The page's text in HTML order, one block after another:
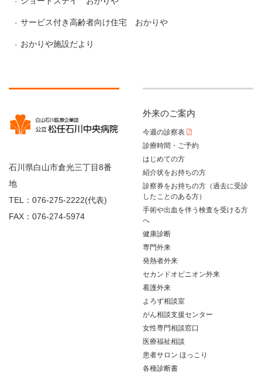
サービス付き高齢者向け住宅 おかりや
おかりや施設だより
石川県白山市倉光三丁目8番
地
TEL：076-275-2222(代表)
FAX：076-274-5974
外来のご案内
今週の診察表
診療時間・ご予約
はじめての方
紹介状をお持ちの方
診察券をお持ちの方（過去に受診
したことのある方）
手術や出血を伴う検査を受ける方
へ
健康診断
専門外来
発熱者外来
セカンドオピニオン外来
看護外来
よろず相談室
がん相談支援センター
女性専門相談窓口
医療福祉相談
患者サロン ほっこり
各種診断書